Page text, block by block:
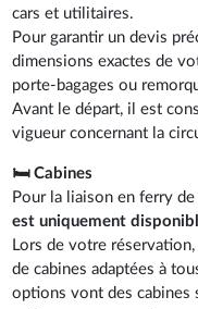
cars et utilitaires.
Pour garantir un devis
dimensions exactes de
porte-bagages ou
Avant le départ, il est
vigueur concernant la
🛏️ Cabines
Pour la liaison en ferry
est uniquement
Lors de votre
de cabines adaptées à
options vont des cabines